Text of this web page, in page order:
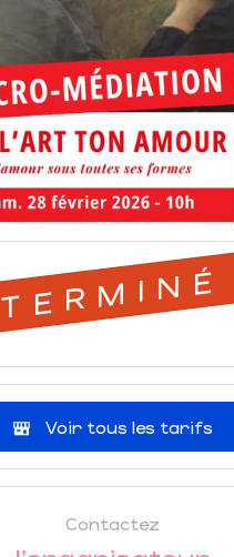
TERMINÉ
Voir tous les tarifs
Contactez